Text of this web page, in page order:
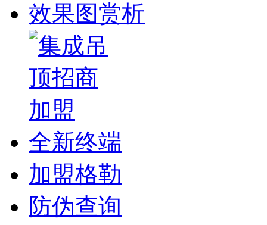
效果图赏析
全新终端
加盟格勒
防伪查询